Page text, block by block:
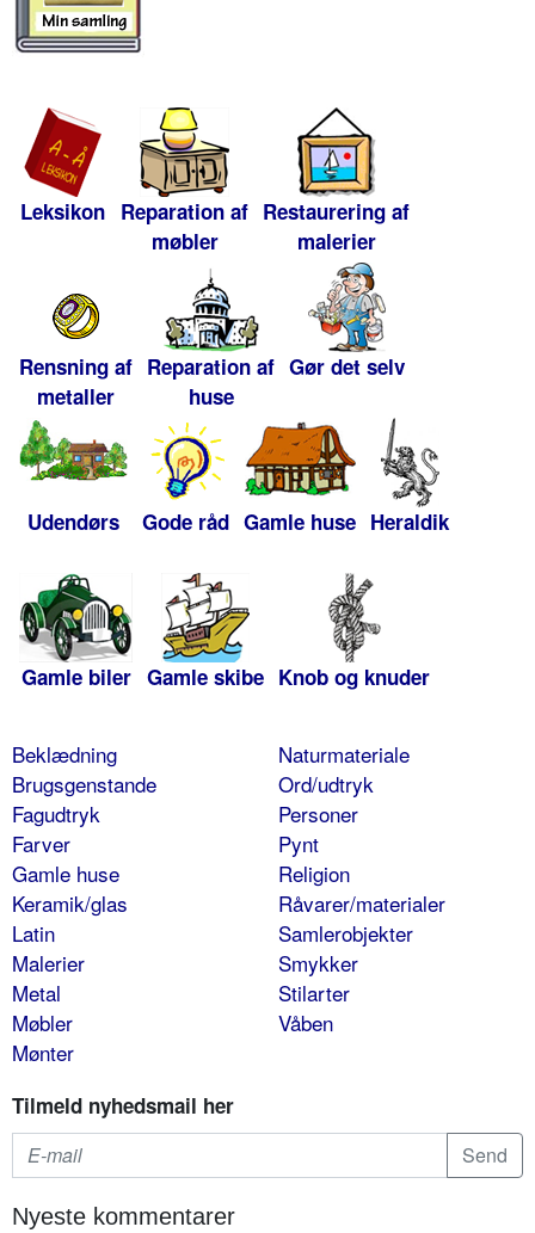
Leksikon Reparation af
møbler
Restaurering af
malerier
Rensning af
metaller
Reparation af
huse
Gør det selv
Udendørs Gode råd Gamle huse Heraldik
Gamle biler Gamle skibe Knob og knuder
Beklædning
Brugsgenstande
Fagudtryk
Farver
Gamle huse
Keramik/glas
Latin
Malerier
Metal
Møbler
Mønter
Naturmateriale
Ord/udtryk
Personer
Pynt
Religion
Råvarer/materialer
Samlerobjekter
Smykker
Stilarter
Våben
Tilmeld nyhedsmail her
Nyeste kommentarer